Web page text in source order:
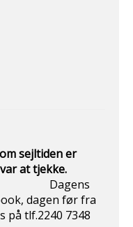
sejltiden er
attjekke.
dagen før fra
på tlf.2240 7348